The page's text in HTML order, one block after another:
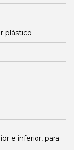
plástico
e inferior, para